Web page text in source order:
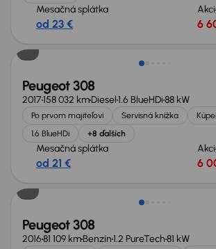
Mesačná splátka
od 23 € 6
Možnosť odpočtu DPH
Peugeot 308
2017158 032 kmDiesel1.6 BlueHDi88 kW
Po prvom majiteľovi Servisná knižka
1.6 BlueHDi
+8 ďalších
Mesačná splátka
od 21 € 6
Peugeot 308
201681 109 kmBenzín1.2 PureTech81 kW